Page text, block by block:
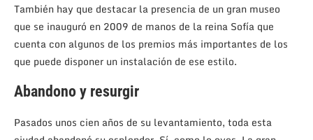
También hay que destacar la presencia de un gran museo
que se inauguró en 2009 de manos de la reina Sofía que
cuenta con algunos de los premios más importantes de los
que puede disponer un instalación de ese estilo.
Abandono y resurgir
Pasados unos cien años de su levantamiento, toda esta